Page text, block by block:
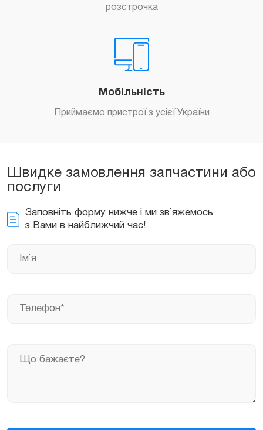
розстрочка
Мобільність
Приймаємо пристрої з усієї України
Швидке замовлення запчастини або
послуги
Заповніть форму нижче і ми зв`яжемось
з Вами в найближчий час!